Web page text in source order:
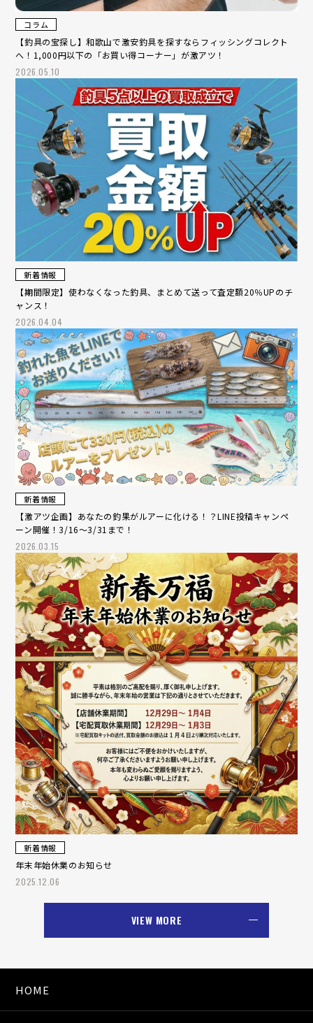
コラム
【釣具の宝探し】和歌山で激安釣具を探すならフィッシングコレクト
へ！1,000円以下の「お買い得コーナー」が激アツ！
2026.05.10
新着情報
【期間限定】使わなくなった釣具、まとめて送って査定額20％UPのチ
ャンス！
2026.04.04
新着情報
【激アツ企画】あなたの釣果がルアーに化ける！？LINE投稿キャンペ
ーン開催！3/16～3/31まで！
2026.03.15
新着情報
年末年始休業のお知らせ
2025.12.06
VIEW MORE
HOME